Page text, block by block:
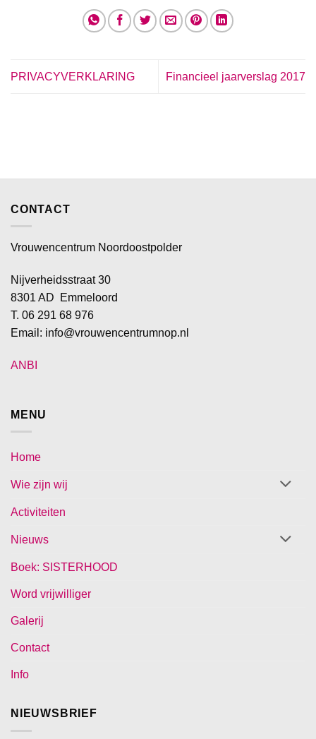
PRIVACYVERKLARING Financieel jaarverslag 2017
CONTACT
Vrouwencentrum Noordoostpolder
Nijverheidsstraat 30
8301 AD Emmeloord
T. 06 291 68 976
Email: info@vrouwencentrumnop.nl
ANBI
MENU
Home
Wie zijn wij
Activiteiten
Nieuws
Boek: SISTERHOOD
Word vrijwilliger
Galerij
Contact
Info
NIEUWSBRIEF